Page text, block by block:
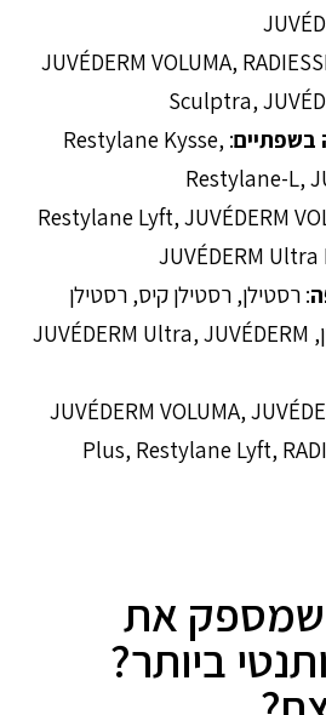
: JUVÉDERM VOLUMA,
Sculptra,
בשפתיים : Restylane Kysse,
Restylane-L,
: Restylane Lyft, JUVÉDERM
JUVÉDERM Ultra
: רסטילן, רסטילן קיס, רסטילן
דפיין, רסטילן רפיין, JUVÉDERM Ultra, JUVÉDERM
: JUVÉDERM VOLUMA,
Plus, Restylane Lyft,
שמספק את
ביותר?